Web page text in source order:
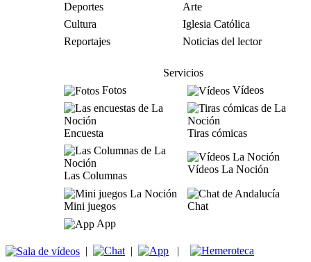
Deportes
Arte
Cultura
Iglesia Católica
Reportajes
Noticias del lector
Servicios
Fotos
Vídeos
Encuesta Tiras cómicas
Las Columnas
Vídeos La Noción
Mini juegos
Chat
App
| | |